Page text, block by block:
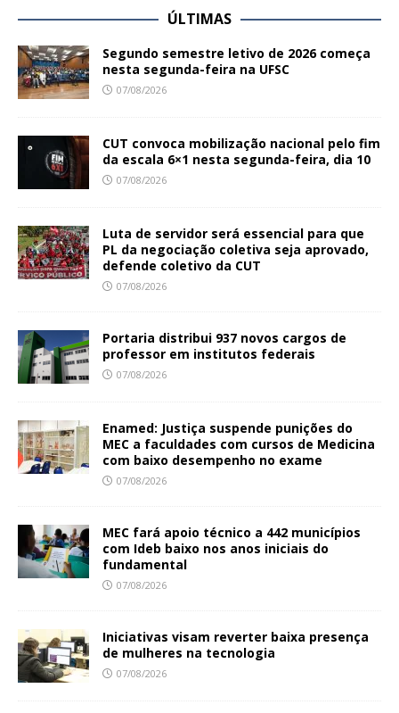
ÚLTIMAS
Segundo semestre letivo de 2026 começa
nesta segunda-feira na UFSC
07/08/2026
CUT convoca mobilização nacional pelo fim
da escala 6×1 nesta segunda-feira, dia 10
07/08/2026
Luta de servidor será essencial para que
PL da negociação coletiva seja aprovado,
defende coletivo da CUT
07/08/2026
Portaria distribui 937 novos cargos de
professor em institutos federais
07/08/2026
Enamed: Justiça suspende punições do
MEC a faculdades com cursos de Medicina
com baixo desempenho no exame
07/08/2026
MEC fará apoio técnico a 442 municípios
com Ideb baixo nos anos iniciais do
fundamental
07/08/2026
Iniciativas visam reverter baixa presença
de mulheres na tecnologia
07/08/2026